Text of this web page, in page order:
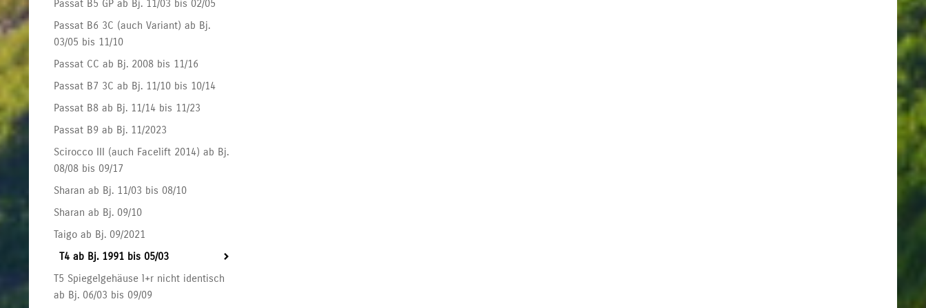
Passat B5 GP ab Bj. 11/03 bis 02/05
Passat B6 3C (auch Variant) ab Bj.
03/05 bis 11/10
Passat CC ab Bj. 2008 bis 11/16
Passat B7 3C ab Bj. 11/10 bis 10/14
Passat B8 ab Bj. 11/14 bis 11/23
Passat B9 ab Bj. 11/2023
Scirocco III (auch Facelift 2014) ab Bj.
08/08 bis 09/17
Sharan ab Bj. 11/03 bis 08/10
Sharan ab Bj. 09/10
Taigo ab Bj. 09/2021
T4 ab Bj. 1991 bis 05/03
T5 Spiegelgehäuse l+r nicht identisch
ab Bj. 06/03 bis 09/09